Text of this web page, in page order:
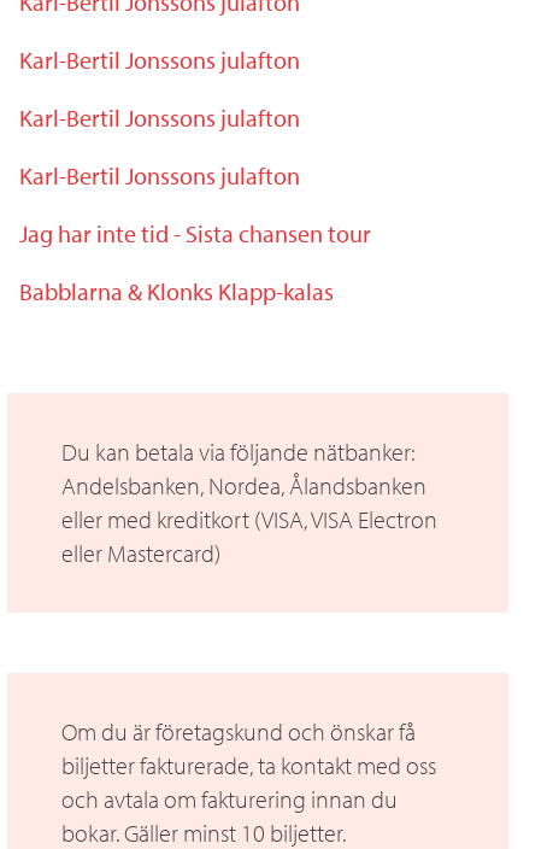
Karl-Bertil Jonssons julafton
Karl-Bertil Jonssons julafton
Karl-Bertil Jonssons julafton
Jag har inte tid - Sista chansen tour
Babblarna & Klonks Klapp-kalas
Du kan betala via följande nätbanker:
Andelsbanken, Nordea, Ålandsbanken
eller med kreditkort (VISA, VISA Electron
eller Mastercard)
Om du är företagskund och önskar få
biljetter fakturerade, ta kontakt med oss
och avtala om fakturering innan du
bokar. Gäller minst 10 biljetter.